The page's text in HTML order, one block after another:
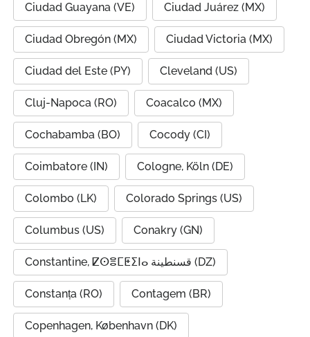
Ciudad Guayana (VE) Ciudad Juárez (MX)
Ciudad Obregón (MX) Ciudad Victoria (MX)
Ciudad del Este (PY) Cleveland (US)
Cluj-Napoca (RO) Coacalco (MX)
Cochabamba (BO) Cocody (CI)
Coimbatore (IN) Cologne, Köln (DE)
Colombo (LK) Colorado Springs (US)
Columbus (US) Conakry (GN)
Constantine, ⵇⵙⴻⵎⵟⵉⵏⴰ قسنطينة (DZ)
Constanța (RO) Contagem (BR)
Copenhagen, København (DK)